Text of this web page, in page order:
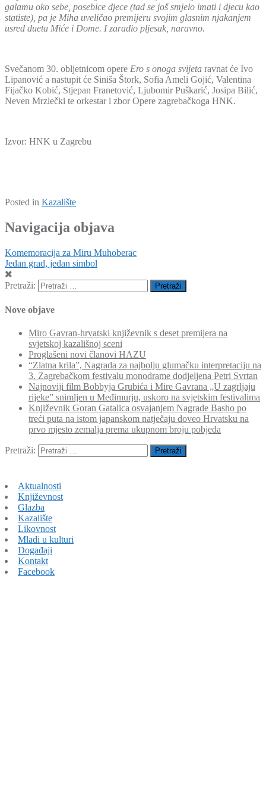
galamu oko sebe, posebice djece (tad se još smjelo imati i djecu kao
statiste), pa je Miha uveličao premijeru svojim glasnim njakanjem
usred dueta Miće i Dome. I zaradio pljesak, naravno.
Svečanom 30. obljetnicom opere Ero s onoga svijeta ravnat će Ivo
Lipanović a nastupit će Siniša Štork, Sofia Ameli Gojić, Valentina
Fijačko Kobić, Stjepan Franetović, Ljubomir Puškarić, Josipa Bilić,
Neven Mrzlečki te orkestar i zbor Opere zagrebačkoga HNK.
Izvor: HNK u Zagrebu
Posted in Kazalište
Navigacija objava
Komemoracija za Miru Muhoberac
Jedan grad, jedan simbol
Pretraži:
Nove objave
Miro Gavran-hrvatski književnik s deset premijera na
svjetskoj kazališnoj sceni
Proglašeni novi članovi HAZU
“Zlatna krila”, Nagrada za najbolju glumačku interpretaciju na
3. Zagrebačkom festivalu monodrame dodjeljena Petri Svrtan
Najnoviji film Bobbyja Grubića i Mire Gavrana „U zagrljaju
rijeke” snimljen u Međimurju, uskoro na svjetskim festivalima
Književnik Goran Gatalica osvajanjem Nagrade Basho po
treći puta na istom japanskom natječaju doveo Hrvatsku na
prvo mjesto zemalja prema ukupnom broju pobjeda
Pretraži:
Aktualnosti
Književnost
Glazba
Kazalište
Likovnost
Mladi u kulturi
Događaji
Kontakt
Facebook